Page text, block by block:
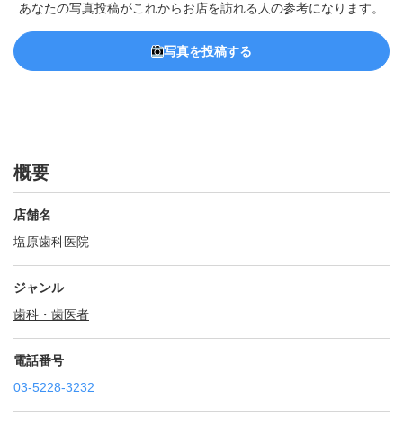
あなたの写真投稿がこれからお店を訪れる人の参考になります。
写真を投稿する
概要
店舗名
塩原歯科医院
ジャンル
歯科・歯医者
電話番号
03-5228-3232